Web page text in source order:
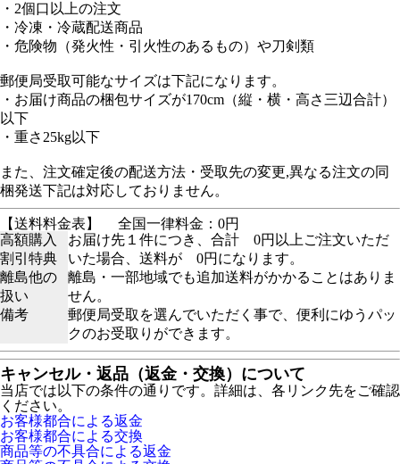
・2個口以上の注文
・冷凍・冷蔵配送商品
・危険物（発火性・引火性のあるもの）や刀剣類
郵便局受取可能なサイズは下記になります。
・お届け商品の梱包サイズが170cm（縦・横・高さ三辺合計）
以下
・重さ25kg以下
また、注文確定後の配送方法・受取先の変更,異なる注文の同
梱発送下記は対応しておりません。
【送料料金表】
全国一律料金：0円
高額購入
割引特典
お届け先１件につき、合計 0円以上ご注文いただ
いた場合、送料が 0円になります。
離島他の
扱い
離島・一部地域でも追加送料がかかることはありま
せん。
備考
郵便局受取を選んでいただく事で、便利にゆうパッ
クのお受取りができます。
キャンセル・返品（返金・交換）について
当店では以下の条件の通りです。詳細は、各リンク先をご確認
ください。
お客様都合による返金
お客様都合による交換
商品等の不具合による返金